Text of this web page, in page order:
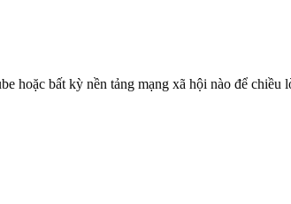
hoặc bất kỳ nền tảng mạng xã hội nào để chiều